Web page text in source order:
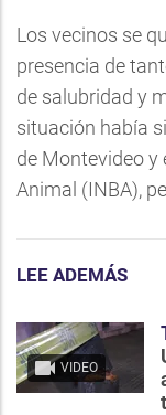
Los vecinos se
presencia de
de salubridad y
situación había
de Montevideo
Animal (INBA),
LEE ADEMÁS
VIDEO